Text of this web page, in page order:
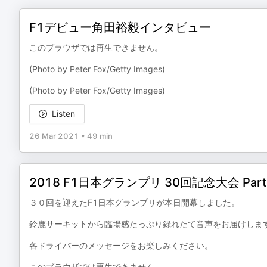
F1デビュー角田裕毅インタビュー
このブラウザでは再生できません。
(Photo by Peter Fox/Getty Images)
(Photo by Peter Fox/Getty Images)
Listen
26 Mar 2021 • 49 min
2018 F1日本グランプリ 30回記念大会
３０回を迎えたF1日本グランプリが本日開幕しました。
鈴鹿サーキットから臨場感たっぷり録れたて音声をお届けしま
各ドライバーのメッセージをお楽しみください。